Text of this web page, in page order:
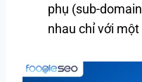
phụ (sub-
nhau chỉ với